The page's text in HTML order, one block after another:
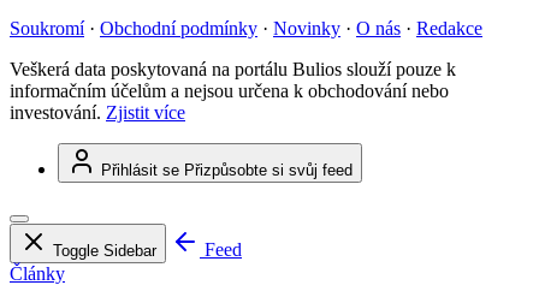
Soukromí · Obchodní podmínky · Novinky · O nás · Redakce
Veškerá data poskytovaná na portálu Bulios slouží pouze k
informačním účelům a nejsou určena k obchodování nebo
investování. Zjistit více
Přihlásit se Přizpůsobte si svůj feed
Toggle Sidebar
Feed
Články